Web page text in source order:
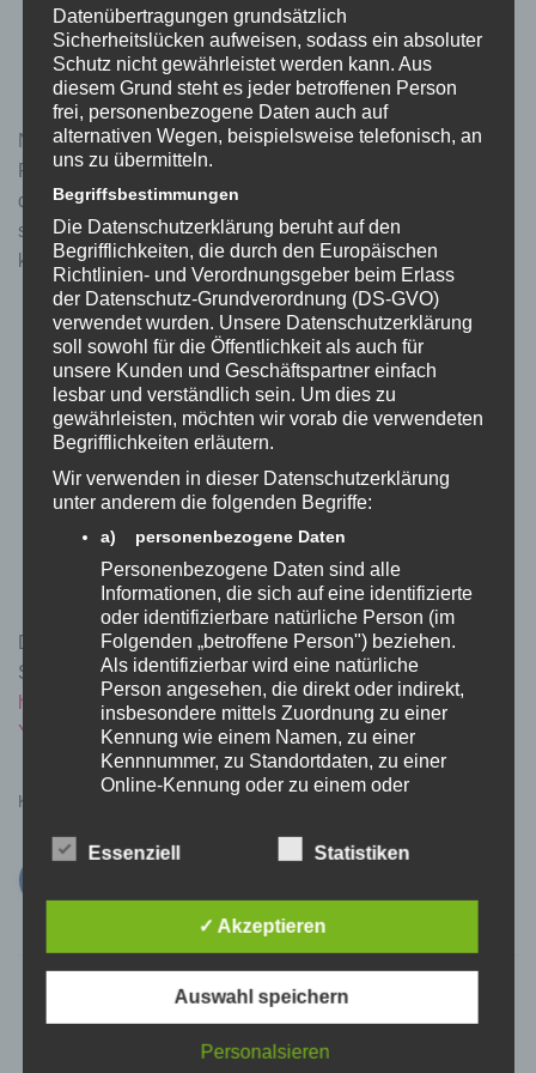
nach Ausbau des Tuningmoduls, da die Kilometer in
der Motorsteuerung vom Tuningmodul nachgeführt
werden.
Neben dem PW-ST ist das Modul auch für den PW-SE,
PW-X, PW-X2 und PW-TE-Antrieb geeignet. Es spielt
dabei keine Rolle, aus welchem Modelljahr der Motor
stammt. Das Tuning erkennt dies automatisch und
konfiguriert sich entsprechend.
Das Modul können Sie unter folgendem Link in unserem
Shop kaufen:
http://www.volspeed.de/VOLspeed-E-Bike-Tuning-
Yamaha-PW-X-V3
Kategorien:
Datenübertragungen grundsätzlich
Sicherheitslücken aufweisen, sodass ein absoluter
Schutz nicht gewährleistet werden kann. Aus
diesem Grund steht es jeder betroffenen Person
frei, personenbezogene Daten auch auf
alternativen Wegen, beispielsweise telefonisch, an
uns zu übermitteln.
Begriffsbestimmungen
Die Datenschutzerklärung beruht auf den
Begrifflichkeiten, die durch den Europäischen
Richtlinien- und Verordnungsgeber beim Erlass
der Datenschutz-Grundverordnung (DS-GVO)
verwendet wurden. Unsere Datenschutzerklärung
soll sowohl für die Öffentlichkeit als auch für
unsere Kunden und Geschäftspartner einfach
lesbar und verständlich sein. Um dies zu
gewährleisten, möchten wir vorab die verwendeten
Begrifflichkeiten erläutern.
Wir verwenden in dieser Datenschutzerklärung
unter anderem die folgenden Begriffe:
a) personenbezogene Daten
Personenbezogene Daten sind alle
Informationen, die sich auf eine identifizierte
oder identifizierbare natürliche Person (im
Folgenden „betroffene Person") beziehen.
Als identifizierbar wird eine natürliche
Person angesehen, die direkt oder indirekt,
insbesondere mittels Zuordnung zu einer
Kennung wie einem Namen, zu einer
Kennnummer, zu Standortdaten, zu einer
Online-Kennung oder zu einem oder
Ausdruck der physischen, physiologischen,
genetischen, psychischen, wirtschaftlichen,
natürlichen Person sind, identifiziert werden
Betroffene Person ist jede identifizierte oder
identifizierbare natürliche Person, deren
personenbezogene Daten von dem für die
Essenziell Statistiken
✓ Akzeptieren
Auswahl speichern
Personalsieren